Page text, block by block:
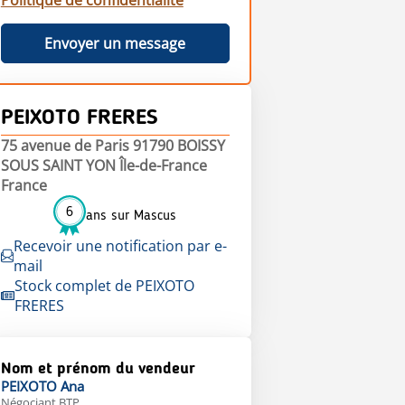
Envoyer un message
PEIXOTO FRERES
75 avenue de Paris 91790 BOISSY
SOUS SAINT YON Île-de-France
France
6 ans sur Mascus
Recevoir une notification par e-
mail
Stock complet de PEIXOTO
FRERES
Nom et prénom du vendeur
PEIXOTO Ana